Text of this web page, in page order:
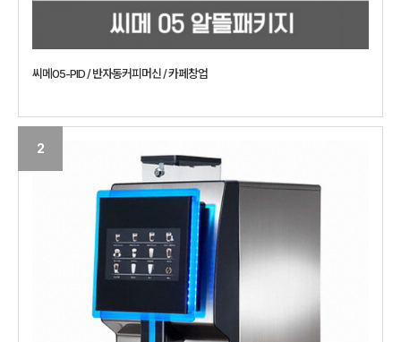
씨메05-PID / 반자동커피머신 / 카페창업
2